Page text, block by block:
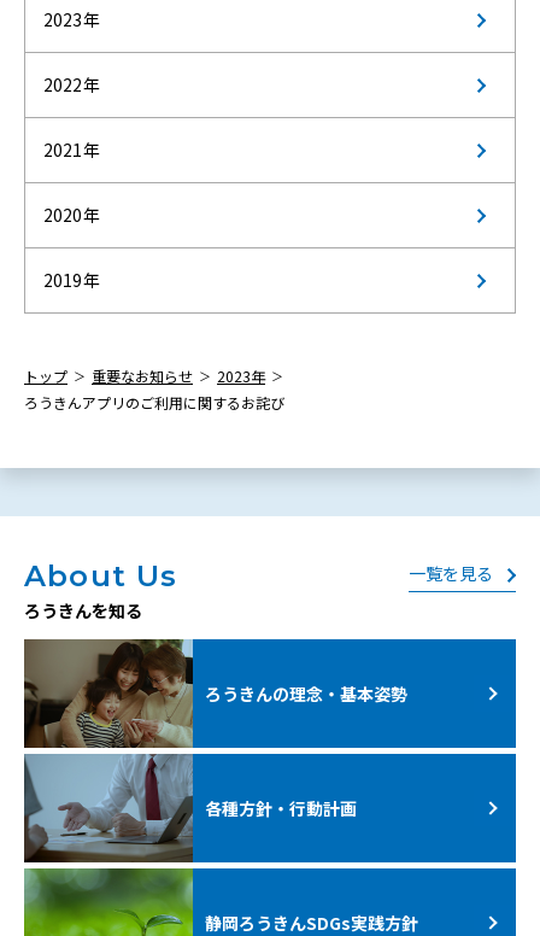
2023年
2022年
2021年
2020年
2019年
トップ 重要なお知らせ
2023年
ろうきんアプリのご利用に関するお詫び
About Us
ろうきんを知る
一覧を見る
ろうきんの理念・基本姿勢
各種方針・行動計画
静岡ろうきんSDGs実践方針